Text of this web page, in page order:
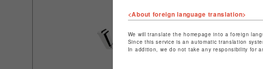
ショップ名
特定商取引
ショップお
<About foreign language translation>
We will translate the homepage into a foreign
Since this service is an automatic translation
In addition, we do not take any responsibility for